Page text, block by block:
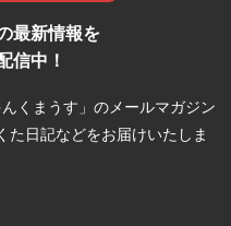
最新情報を
信中！
くまうす」のメールマガジン
た日記などをお届けいたしま